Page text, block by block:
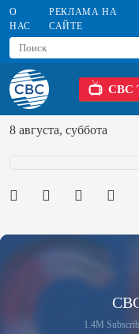
О
НАС
РЕКЛАМА НА
САЙТЕ
CBC
8 августа, суббота
1.4M